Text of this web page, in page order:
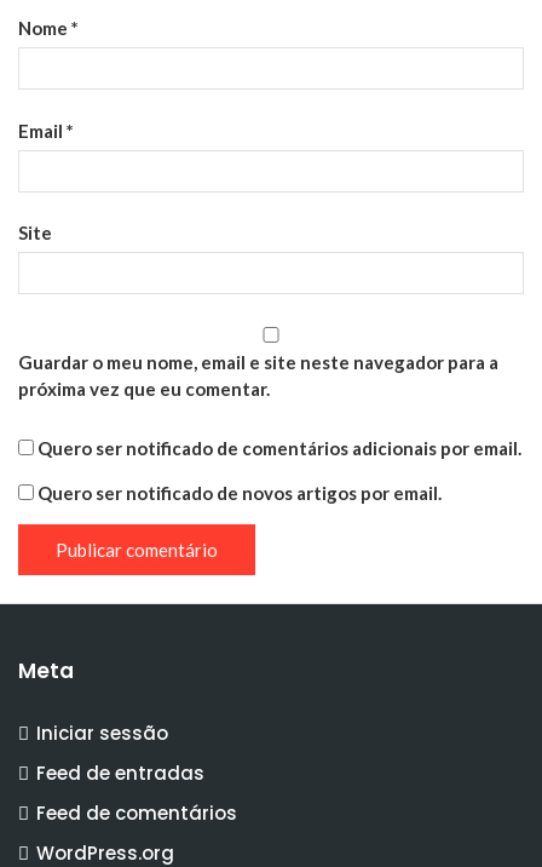
Nome *
Email *
Site
Guardar o meu nome, email e site neste navegador para a
próxima vez que eu comentar.
Quero ser notificado de comentários adicionais por email.
Quero ser notificado de novos artigos por email.
Meta
Iniciar sessão
Feed de entradas
Feed de comentários
WordPress.org